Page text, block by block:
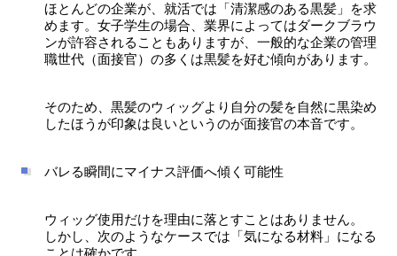
ほとんどの企業が、就活では「清潔感のある黒髪」を求
めます。女子学生の場合、業界によってはダークブラウ
ンが許容されることもありますが、一般的な企業の管理
職世代（面接官）の多くは黒髪を好む傾向があります。
そのため、黒髪のウィッグより自分の髪を自然に黒染め
したほうが印象は良いというのが面接官の本音です。
バレる瞬間にマイナス評価へ傾く可能性
ウィッグ使用だけを理由に落とすことはありません。
しかし、次のようなケースでは「気になる材料」になる
ことは確かです。